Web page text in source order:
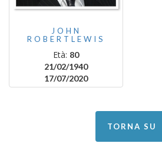
JOHN
ROBERTLEWIS
Età: 80
21/02/1940
17/07/2020
TORNA SU